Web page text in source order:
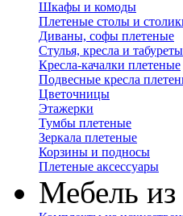
Шкафы и комоды
Плетеные столы и
Диваны, софы плетеные
Стулья, кресла и табуреты
Кресла-качалки плетеные
Подвесные кресла
Цветочницы
Этажерки
Тумбы плетеные
Зеркала плетеные
Корзины и подносы
Плетеные аксессуары
Мебель из